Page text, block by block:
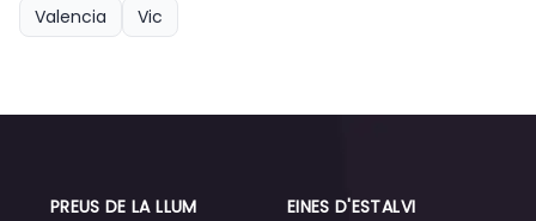
Valencia
Vic
PREUS DE LA LLUM
EINES D'ESTALVI